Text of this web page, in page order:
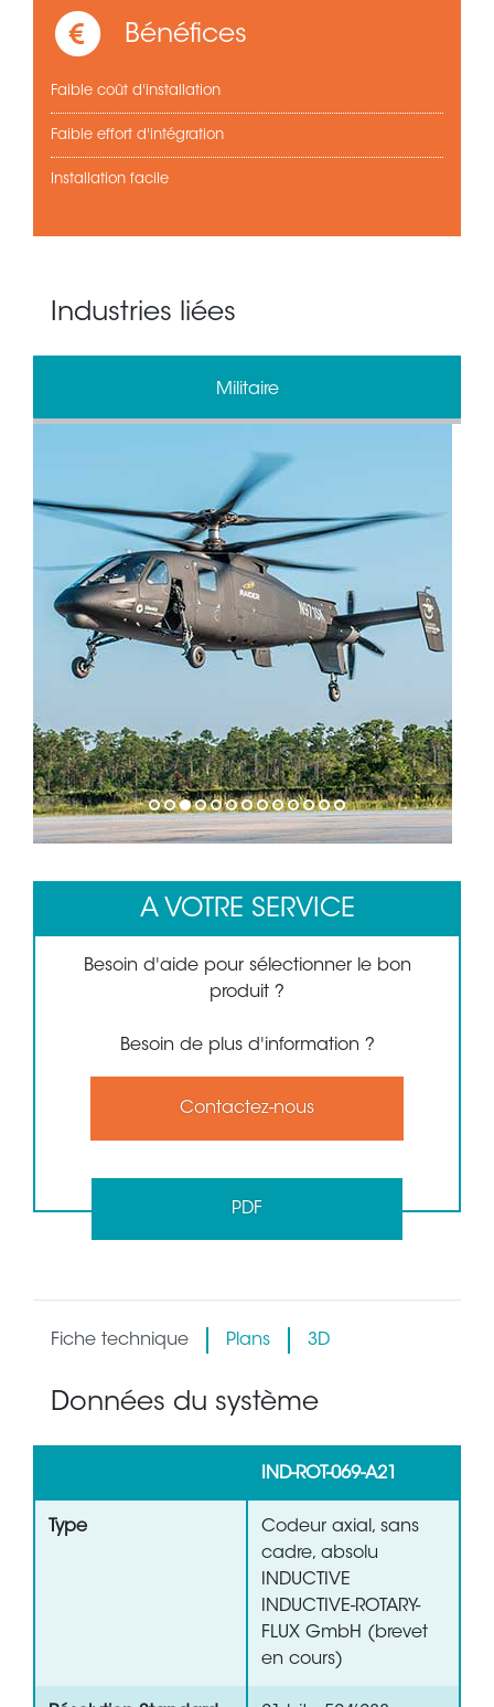
Bénéfices
Faible coût d'installation
Faible effort d'intégration
Installation facile
Industries liées
Militaire
1 2 3 4 5 6 7 8 9 10111213
A VOTRE SERVICE
Besoin d'aide pour sélectionner le bon
produit ?
Besoin de plus d'information ?
Contactez-nous
PDF
Fiche technique Plans 3D
Données du système
IND-ROT-069-A21
Type
Codeur axial, sans
cadre, absolu
INDUCTIVE
INDUCTIVE-ROTARY-
FLUX GmbH (brevet
en cours)